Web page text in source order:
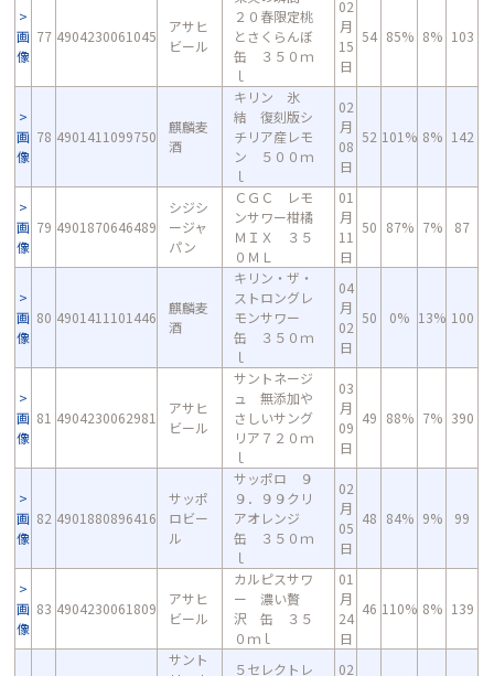
画
像
77 4904230061045
アサヒ
ビール
２０春限定桃
とさくらんぼ
缶 ３５０ｍ
ｌ
02
月
15
日
54 85% 8% 103
画
像
78 4901411099750
麒麟麦
酒
キリン 氷
結 復刻版シ
チリア産レモ
ン ５００ｍ
ｌ
02
月
08
日
52 101% 8% 142
画
像
79 4901870646489
シジシ
ージャ
パン
ＣＧＣ レモ
ンサワー柑橘
ＭＩＸ ３５
０ＭＬ
01
月
11
日
50 87% 7% 87
画
像
80 4901411101446
麒麟麦
酒
キリン・ザ・
ストロングレ
モンサワー
缶 ３５０ｍ
ｌ
04
月
02
日
50 0% 13% 100
画
像
81 4904230062981
アサヒ
ビール
サントネージ
ュ 無添加や
さしいサング
リア７２０ｍ
ｌ
03
月
09
日
49 88% 7% 390
画
像
82 4901880896416
サッポ
ロビー
ル
サッポロ ９
９．９９クリ
アオレンジ
缶 ３５０ｍ
ｌ
02
月
05
日
48 84% 9% 99
画
像
83 4904230061809
アサヒ
ビール
カルピスサワ
ー 濃い贅
沢 缶 ３５
０ｍｌ
01
月
24
日
46 110% 8% 139
サント
５セレクトレ
02